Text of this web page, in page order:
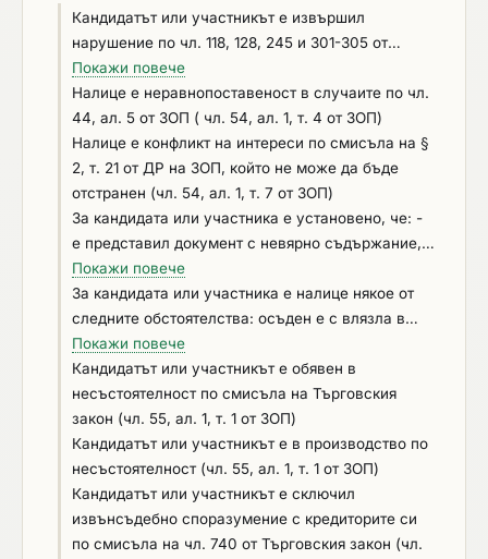
Кандидатът или участникът е извършил
нарушение по чл. 118, 128, 245 и 301-305 от
Кодекса на труда, установено с влязло в сила
наказателно постановление или съдебно
решение, или аналогични нарушения,
установени с акт на компетентен орган,
съгласно законодателството на държавата, в
която кандидатът или участникът е установен
(чл. 54, ал. 1, т. 6 от ЗОП)
Покажи повече
Налице e неравнопоставеност в случаите по чл.
44, ал. 5 от ЗОП ( чл. 54, ал. 1, т. 4 от ЗОП)
Налице е конфликт на интереси по смисъла на §
2, т. 21 от ДР на ЗОП, който не може да бъде
отстранен (чл. 54, ал. 1, т. 7 от ЗОП)
За кандидата или участника е установено, че: -
е представил документ с невярно съдържание, с
който се доказва декларираната липса на
основания за отстраняване или декларираното
изпълнение на критериите за подбор (чл. 54, ал.
1, т. 5 от ЗОП); - не е предоставил изискваща се
информация, свързана с удостоверяване
липсата на основания за отстраняване или
изпълнението на критериите за подбор (чл. 54,
ал. 1, т. 5 от ЗОП) Ако прилагате незадължително
основание по чл. 55, ал. 1, т. 5 от ЗОП, моля
добавете съответно описание.
Покажи повече
За кандидата или участника е налице някое от
следните обстоятелства: осъден е с влязла в
сила присъда за престъпления по чл. 194 – 208,
чл. 213а – 217, чл. 219 – 252 и чл. 254а – 255а и
чл. 256 - 260 НК (чл. 54, ал. 1, т. 1 от ЗОП);
извършил е нарушения по чл.61, ал.1, чл.62, ал.1
или 3, чл.63, ал.1 или 2, чл.228, ал.3 от Кодекса
на труда и по чл.13, ал.1 от Закона за трудовата
миграция и трудовата мобилност, установени с
влязло в сила наказателно постановление или
съдебно решение (чл.54, ал.1, т.6 от ЗОП);
Покажи повече
Кандидатът или участникът е обявен в
несъстоятелност по смисъла на Търговския
закон (чл. 55, ал. 1, т. 1 от ЗОП)
Кандидатът или участникът е в производство по
несъстоятелност (чл. 55, ал. 1, т. 1 от ЗОП)
Кандидатът или участникът е сключил
извънсъдебно споразумение с кредиторите си
по смисъла на чл. 740 от Търговския закон (чл.